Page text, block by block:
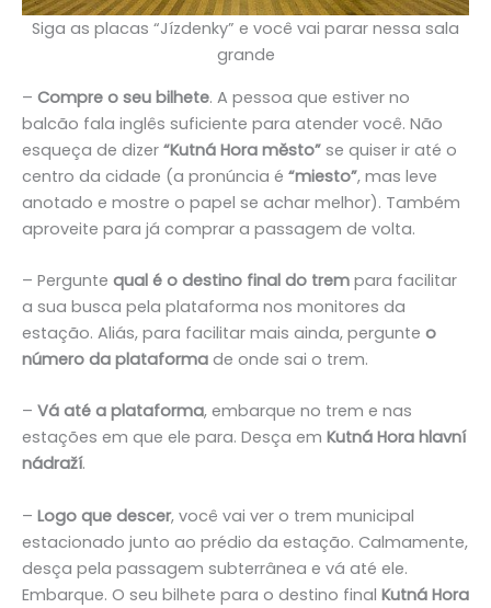
Siga as placas “Jízdenky” e você vai parar nessa sala
grande
– Compre o seu bilhete. A pessoa que estiver no
balcão fala inglês suficiente para atender você. Não
esqueça de dizer “Kutná Hora město” se quiser ir até o
centro da cidade (a pronúncia é “miesto”, mas leve
anotado e mostre o papel se achar melhor). Também
aproveite para já comprar a passagem de volta.
– Pergunte qual é o destino final do trem para facilitar
a sua busca pela plataforma nos monitores da
estação. Aliás, para facilitar mais ainda, pergunte o
número da plataforma de onde sai o trem.
– Vá até a plataforma, embarque no trem e nas
estações em que ele para. Desça em Kutná Hora hlavní
nádraží.
– Logo que descer, você vai ver o trem municipal
estacionado junto ao prédio da estação. Calmamente,
desça pela passagem subterrânea e vá até ele.
Embarque. O seu bilhete para o destino final Kutná Hora